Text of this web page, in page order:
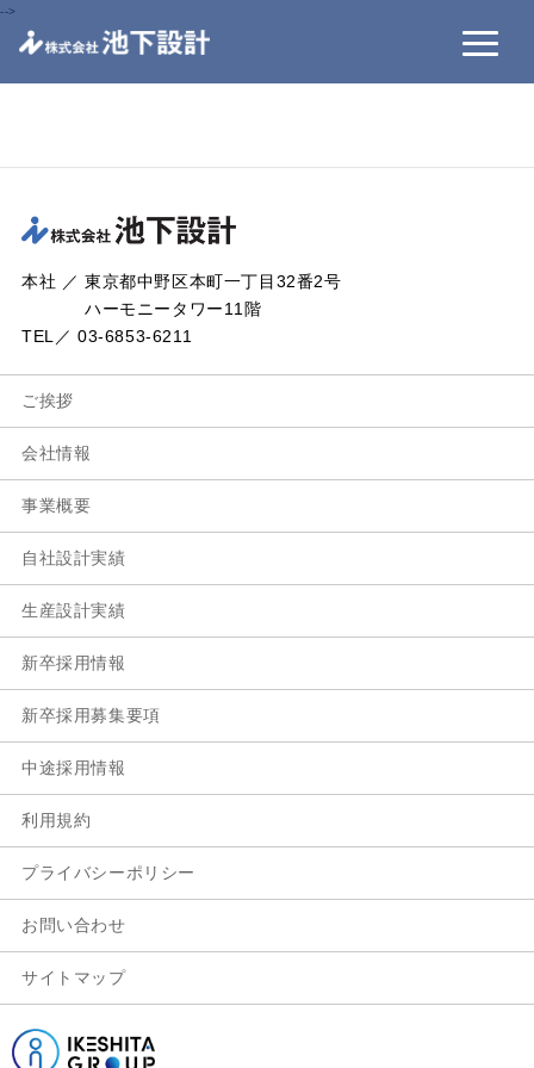
-->
本社 ／ 東京都中野区本町一丁目32番2号
ハーモニータワー11階
TEL／ 03-6853-6211
ご挨拶
会社情報
事業概要
自社設計実績
生産設計実績
新卒採用情報
新卒採用募集要項
中途採用情報
利用規約
プライバシーポリシー
お問い合わせ
サイトマップ